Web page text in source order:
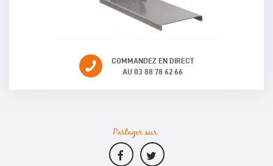
COMMANDEZ EN DIRECT
AU 03 88 78 62 66
Partager sur